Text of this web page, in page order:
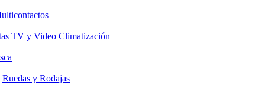
TV y Video Climatización
Ruedas y Rodajas